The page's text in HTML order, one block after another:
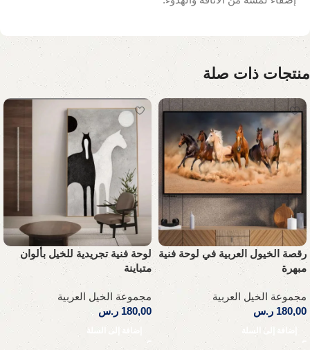
منتجات ذات صلة
رقصة الخيول العربية في لوحة فنية
مبهرة
مجموعة الخيل العربية
180,00 ر.س
إضافة إلى السلة
لوحة فنية تجريدية للخيل بألوان
متباينة
مجموعة الخيل العربية
180,00 ر.س
إضافة إلى السلة